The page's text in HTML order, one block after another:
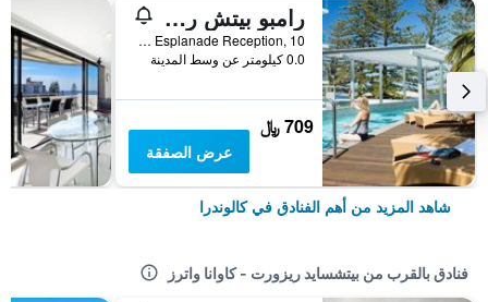
رامبو بيتش ريزورت
Bulcock Beach Esplanade Reception, 10, كالوندرا, QLD, أستراليا
0.0 كيلومتر عن وسط المدينة
709 ﷼
عرض الصفقة
شاهد المزيد من أهم الفنادق في كالوندرا
فنادق بالقرب من بيتشسايد ريزورت - كاوانا واترز